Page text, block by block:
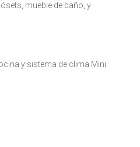
mueble de baño, y
y sistema de clima Mini